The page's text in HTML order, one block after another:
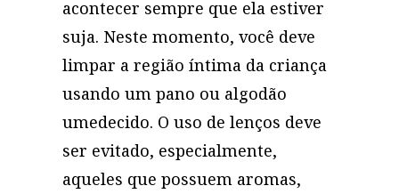
acontecer sempre que ela estiver
suja. Neste momento, você deve
limpar a região íntima da criança
usando um pano ou algodão
umedecido. O uso de lenços deve
ser evitado, especialmente,
aqueles que possuem aromas,